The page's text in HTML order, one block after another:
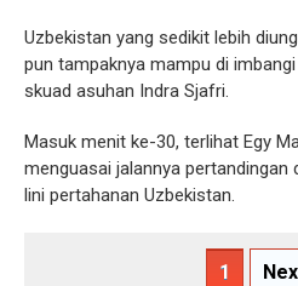
Uzbekistan yang sedikit lebih
pun tampaknya mampu di
skuad asuhan Indra Sjafri.
Masuk menit ke-30, terlihat Egy
menguasai jalannya pertandingan
lini pertahanan Uzbekistan.
1